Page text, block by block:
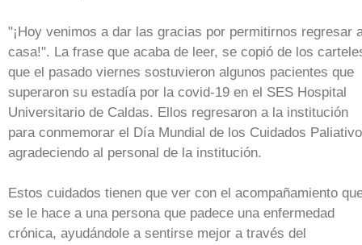
"¡Hoy venimos a dar las gracias por permitirnos regresar
casa!". La frase que acaba de leer, se copió de los
que el pasado viernes sostuvieron algunos pacientes que
superaron su estadía por la covid-19 en el SES Hospital
Universitario de Caldas. Ellos regresaron a la institución
para conmemorar el Día Mundial de los Cuidados
agradeciendo al personal de la institución.
Estos cuidados tienen que ver con el acompañamiento
se le hace a una persona que padece una enfermedad
crónica, ayudándole a sentirse mejor a través del